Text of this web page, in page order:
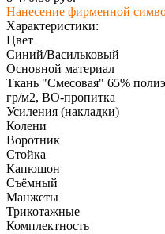
Нанесение фирменной
Характеристики:
Цвет
Синий/Васильковый
Основной материал
Ткань "Смесовая" 65%
гр/м2, ВО-пропитка
Усиления (накладки)
Колени
Воротник
Стойка
Капюшон
Съёмный
Манжеты
Трикотажные
Комплектность